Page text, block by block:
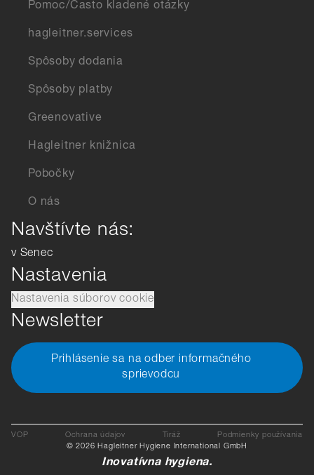
Pomoc/Často kladené otázky
hagleitner.services
Spôsoby dodania
Spôsoby platby
Greenovative
Hagleitner knižnica
Pobočky
O nás
Navštívte nás:
v Senec
Nastavenia
Nastavenia súborov cookie
Newsletter
Prihlásenie sa na odber informačného
sprievodcu
VOP Ochrana údajov Tiráž
Podmienky používania
© 2026 Hagleitner Hygiene International GmbH
Inovatívna hygiena.